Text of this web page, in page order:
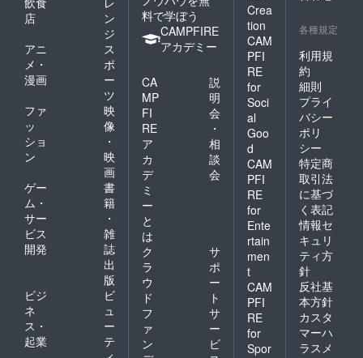
店
ン
ジ
アニ
メ・
漫画
ス
ポ
ー
ツ
ファ
ッ
ショ
ン
映
像
・
映
画
ゲー
ム・
サー
ビス
開発
書
籍
・
雑
誌
出
版
ビジ
ネ
ス・
起業
ビ
ュ
ー
テ
料で学ぼう
CAMPFIRE
アカデミー
CA
MP
FI
RE
ア
カ
デ
ミ
ー
と
は
説
明
会
・
相
談
会
ク
ラ
ウ
ド
フ
ァ
ン
サ
ポ
ー
ト
サ
ー
ビ
Crea
tion
CAM
PFI
RE
for
Soci
al
Goo
d
CAM
PFI
RE
for
Ente
rtain
men
t
CAM
PFI
RE
for
Spor
各種規定
利用規
約
細則
プライ
バシー
ポリ
シー
特定商
取引法
に基づ
く表記
情報セ
キュリ
ティ方
針
反社基
本方針
カスタ
マーハ
ラスメ